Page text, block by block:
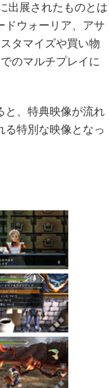
出展されたものとは
ドウォーリア、アサ
タマイズや買い物
のマルチプレイに
と、特典映像が流れ
る特別な映像となっ